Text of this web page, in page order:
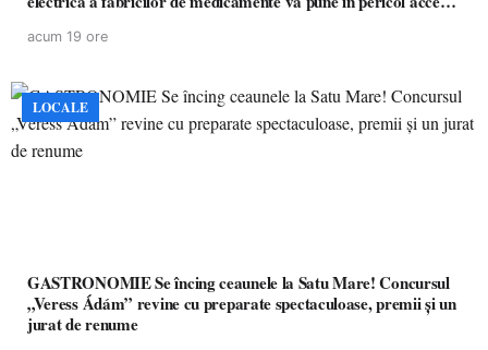
acum 19 ore
LOCALE
GASTRONOMIE Se încing ceaunele la Satu Mare! Concursul
„Veress Ádám” revine cu preparate spectaculoase, premii și un
jurat de renume